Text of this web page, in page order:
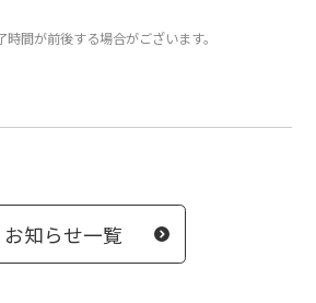
間が前後する場合がございます。
お知らせ一覧